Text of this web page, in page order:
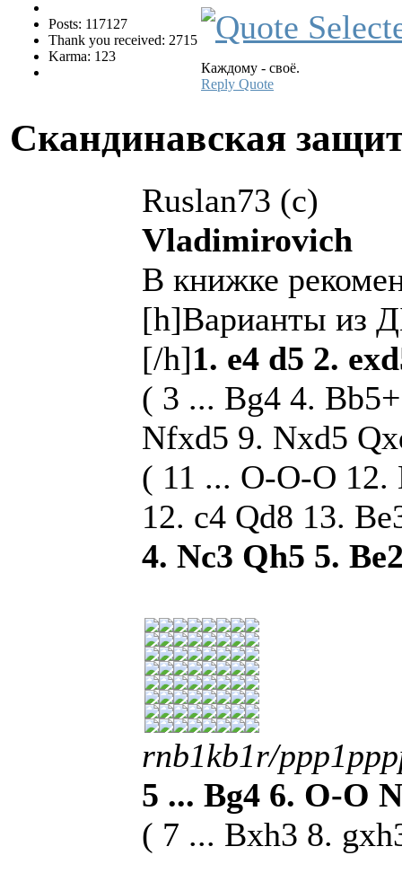
Posts: 117127
Thank you received: 2715
Karma: 123
Каждому - своё.
Reply Quote
Скандинавская
Ruslan73 (c)
Vladimirovich
В книжке
[h]Варианты из
[/h]1. e4 d5 2.
( 3 ... Bg4 4.
Nfxd5 9. Nxd5
( 11 ... O-O-O
12. c4 Qd8 13.
4. Nc3 Qh5 5.
rnb1kb1r/
5 ... Bg4 6. O-O
( 7 ... Bxh3 8.